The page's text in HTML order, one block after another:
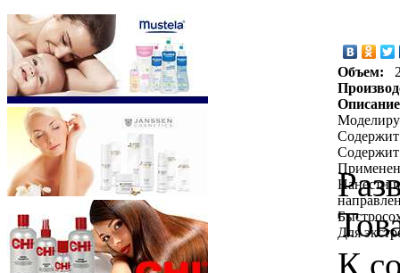
Объем:
Содержит
Нанести
Для
К